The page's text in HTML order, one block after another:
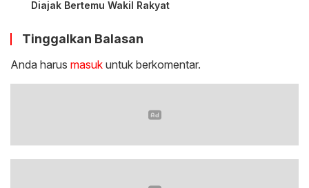
Diajak Bertemu Wakil Rakyat
Tinggalkan Balasan
Anda harus masuk untuk berkomentar.